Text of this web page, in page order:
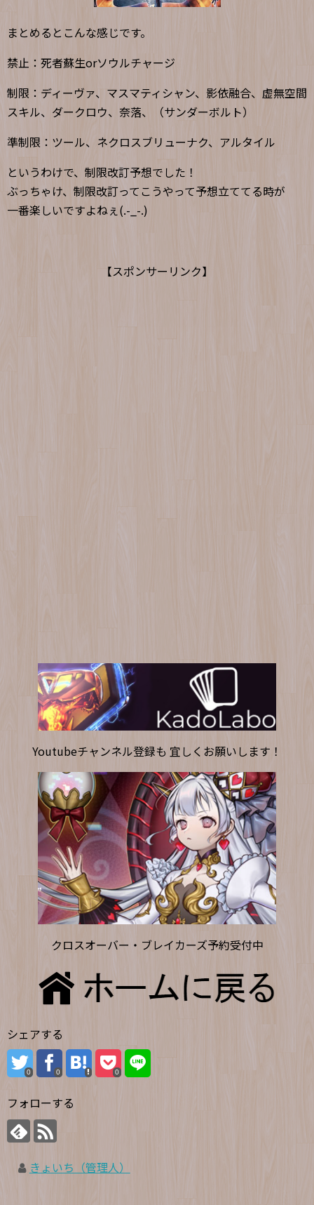
まとめるとこんな感じです。
禁止：死者蘇生orソウルチャージ
制限：ディーヴァ、マスマティシャン、影依融合、虚無空間
スキル、ダークロウ、奈落、（サンダーボルト）
準制限：ツール、ネクロスブリューナク、アルタイル
というわけで、制限改訂予想でした！
ぶっちゃけ、制限改訂ってこうやって予想立ててる時が
一番楽しいですよねぇ(.-_-.)
【スポンサーリンク】
Youtubeチャンネル登録も 宜しくお願いします！
クロスオーバー・ブレイカーズ予約受付中
シェアする
0 0 0
フォローする
きょいち（管理人）